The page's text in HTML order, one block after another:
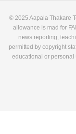
© 2025 Aapala Thakare
allowance is mad for
news reporting,
permitted by copyright
educational or personal